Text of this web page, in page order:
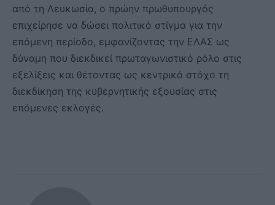
από τη Λευκωσία, ο πρώην πρωθυπουργός
επιχείρησε να δώσει πολιτικό στίγμα για την
επόμενη περίοδο, εμφανίζοντας την ΕΛΑΣ ως
δύναμη που διεκδικεί πρωταγωνιστικό ρόλο στις
εξελίξεις και θέτοντας ως κεντρικό στόχο τη
διεκδίκηση της κυβερνητικής εξουσίας στις
επόμενες εκλογές.